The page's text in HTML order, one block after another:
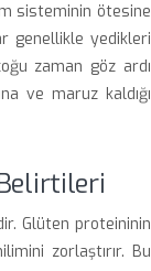
sisteminin ötesine
genellikle yedikleri
zaman göz ardı
ve maruz kaldığı
Glüten proteininin
zorlaştırır. Bu